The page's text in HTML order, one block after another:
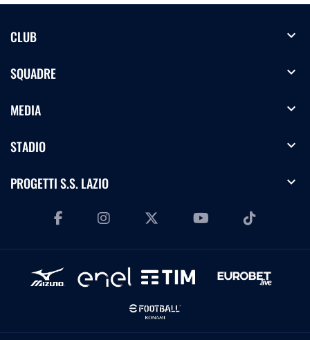
CLUB expand_more
SQUADRE expand_more
MEDIA expand_more
STADIO expand_more
PROGETTI S.S. LAZIO expand_more